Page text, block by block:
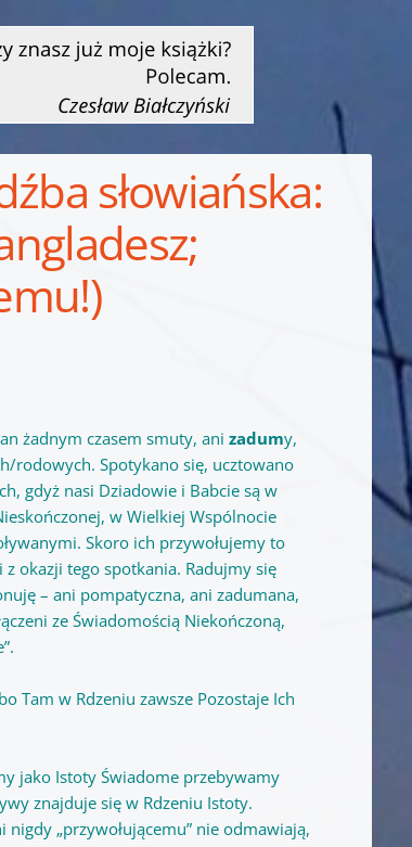
słowiańska:
żadnym czasem smuty, anizadumy,
rodowych. Spotykano się, ucztowano
gdyż nasi Dziadowie i Babcie są w
w Wielkiej Wspólnocie
Skoro ich przywołujemy to
okazji tego spotkania. Radujmy się
– ani pompatyczna, ani zadumana,
ze Świadomością Niekończoną,
Tam w Rdzeniu zawsze Pozostaje Ich
jako Istoty Świadome przebywamy
znajduje się w Rdzeniu Istoty.
„przywołującemu” nie odmawiają,